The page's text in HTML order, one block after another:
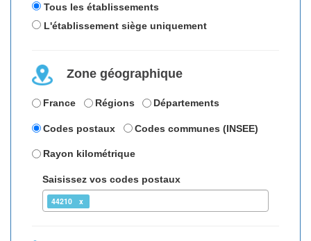
Tous les établissements
L'établissement siège uniquement
Zone géographique
France Régions Départements
Codes postaux Codes communes (INSEE)
Rayon kilométrique
Saisissez vos codes postaux
44210